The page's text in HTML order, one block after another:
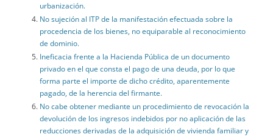
urbanización.
No sujeción al ITP de la manifestación efectuada sobre la
procedencia de los bienes, no equiparable al reconocimiento
de dominio.
Ineficacia frente a la Hacienda Pública de un documento
privado en el que consta el pago de una deuda, por lo que
forma parte el importe de dicho crédito, aparentemente
pagado, de la herencia del firmante.
No cabe obtener mediante un procedimiento de revocación la
devolución de los ingresos indebidos por no aplicación de las
reducciones derivadas de la adquisición de vivienda familiar y